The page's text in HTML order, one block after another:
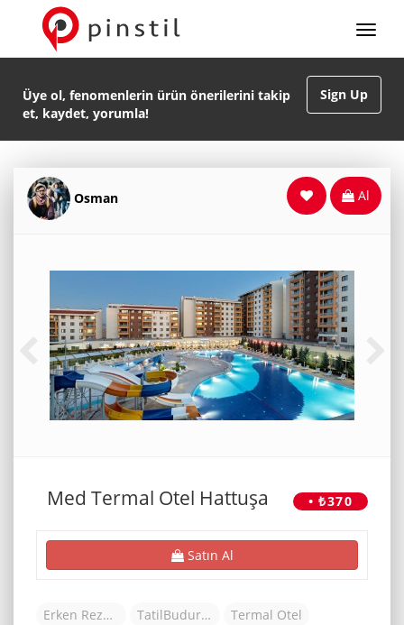
Sign Up
Üye ol, fenomenlerin ürün önerilerini takip
et, kaydet, yorumla!
Osman Al
• ₺370
Med Termal Otel Hattuşa
Satın Al
Erken Rezervasyon Otelleri TatilBudur Otel Termal Otel